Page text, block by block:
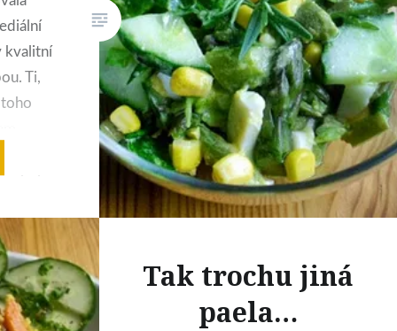
kvalitní
Ti,
by
Tak trochu jiná
paela…